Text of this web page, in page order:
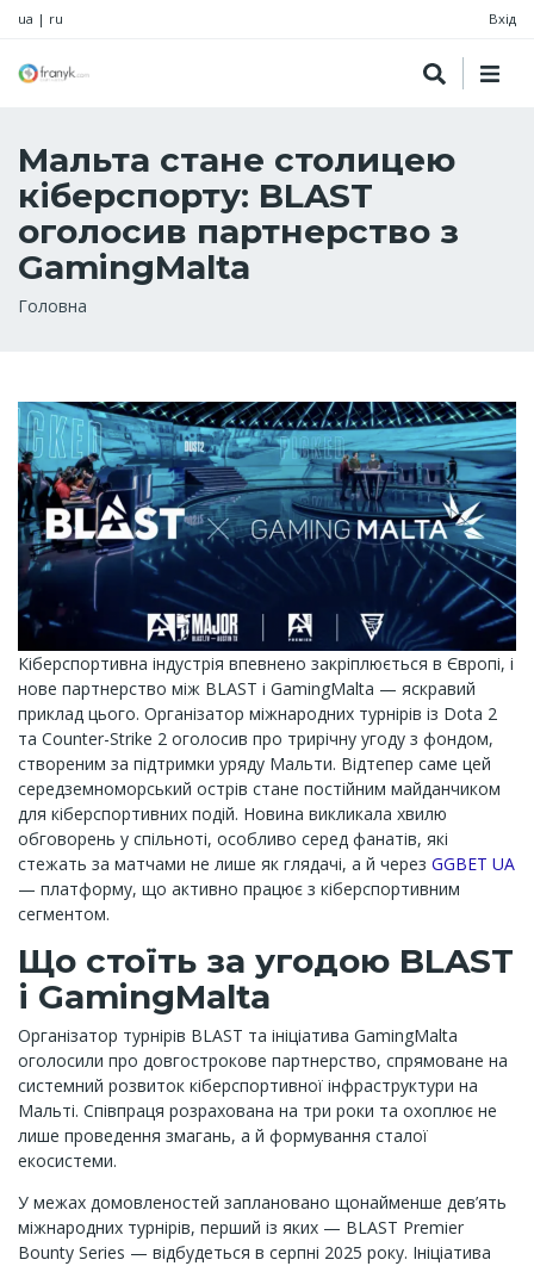
ua | ru Вхід
Мальта стане столицею
кіберспорту: BLAST
оголосив партнерство з
GamingMalta
Рядок
Головна
Кіберспортивна індустрія впевнено закріплюється в Європі, і
нове партнерство між BLAST і GamingMalta — яскравий
приклад цього. Організатор міжнародних турнірів із Dota 2
та Counter-Strike 2 оголосив про трирічну угоду з фондом,
створеним за підтримки уряду Мальти. Відтепер саме цей
середземноморський острів стане постійним майданчиком
для кіберспортивних подій. Новина викликала хвилю
обговорень у спільноті, особливо серед фанатів, які
стежать за матчами не лише як глядачі, а й через GGBET UA
— платформу, що активно працює з кіберспортивним
сегментом.
Що стоїть за угодою BLAST
і GamingMalta
Організатор турнірів BLAST та ініціатива GamingMalta
оголосили про довгострокове партнерство, спрямоване на
системний розвиток кіберспортивної інфраструктури на
Мальті. Співпраця розрахована на три роки та охоплює не
лише проведення змагань, а й формування сталої
екосистеми.
У межах домовленостей заплановано щонайменше дев’ять
міжнародних турнірів, перший із яких — BLAST Premier
Bounty Series — відбудеться в серпні 2025 року. Ініціатива